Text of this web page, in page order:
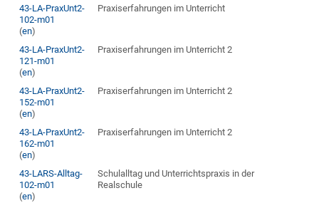
43-LA-PraxUnt2-
102-m01
(en)
Praxiserfahrungen im Unterricht
43-LA-PraxUnt2-
121-m01
(en)
Praxiserfahrungen im Unterricht 2
43-LA-PraxUnt2-
152-m01
(en)
Praxiserfahrungen im Unterricht 2
43-LA-PraxUnt2-
162-m01
(en)
Praxiserfahrungen im Unterricht 2
43-LARS-Alltag-
102-m01
(en)
Schulalltag und Unterrichtspraxis in der
Realschule